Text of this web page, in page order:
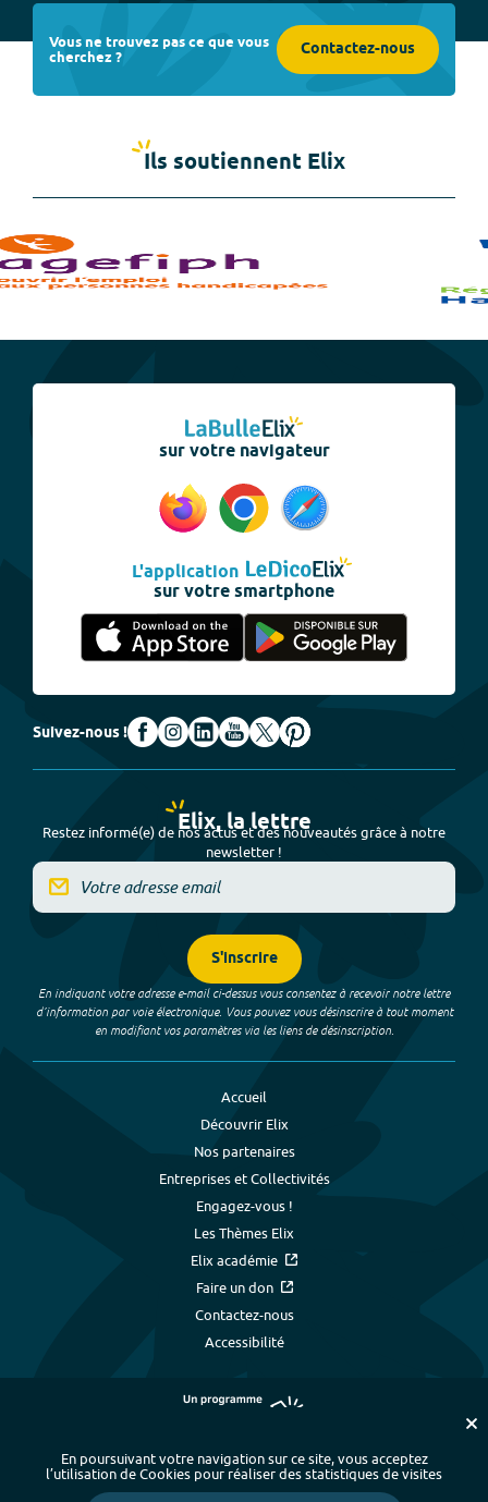
Vous ne trouvez pas ce que vous
cherchez ? Contactez-nous
Ils soutiennent Elix
sur votre navigateur
L'application
sur votre smartphone
Suivez-nous !
Elix, la lettre
Restez informé(e) de nos actus et des nouveautés grâce à notre
newsletter !
S'inscrire
En indiquant votre adresse e-mail ci-dessus vous consentez à recevoir notre lettre
d’information par voie électronique. Vous pouvez vous désinscrire à tout moment
en modifiant vos paramètres via les liens de désinscription.
Accueil
Découvrir Elix
Nos partenaires
Entreprises et Collectivités
Engagez-vous !
Les Thèmes Elix
Elix académie
Faire un don
Contactez-nous
Accessibilité
Plan du site - Index alphabétique -
En poursuivant votre navigation sur ce site, vous acceptez
l’utilisation de Cookies pour réaliser des statistiques de visites